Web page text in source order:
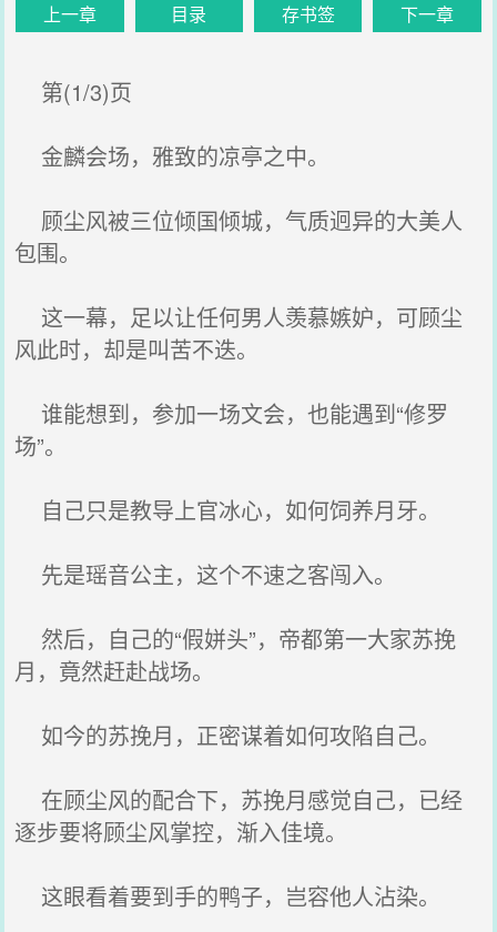
上一章 目录 存书签 下一章
第(1/3)页
金麟会场，雅致的凉亭之中。
顾尘风被三位倾国倾城，气质迥异的大美人
包围。
这一幕，足以让任何男人羡慕嫉妒，可顾尘
风此时，却是叫苦不迭。
谁能想到，参加一场文会，也能遇到“修罗
场”。
自己只是教导上官冰心，如何饲养月牙。
先是瑶音公主，这个不速之客闯入。
然后，自己的“假姘头”，帝都第一大家苏挽
月，竟然赶赴战场。
如今的苏挽月，正密谋着如何攻陷自己。
在顾尘风的配合下，苏挽月感觉自己，已经
逐步要将顾尘风掌控，渐入佳境。
这眼看着要到手的鸭子，岂容他人沾染。